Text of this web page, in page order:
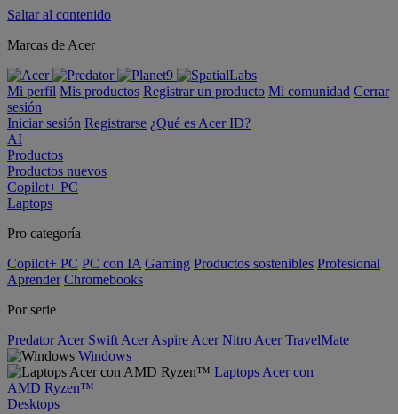
Saltar al contenido
Marcas de Acer
Mi perfil Mis productos Registrar un producto Mi comunidad Cerrar
sesión
Iniciar sesión Registrarse ¿Qué es Acer ID?
AI
Productos
Productos nuevos
Copilot+ PC
Laptops
Pro categoría
Copilot+ PC PC con IA Gaming Productos sostenibles Profesional
Aprender Chromebooks
Por serie
Predator Acer Swift Acer Aspire Acer Nitro Acer TravelMate
Windows
Laptops Acer con
AMD Ryzen™
Desktops